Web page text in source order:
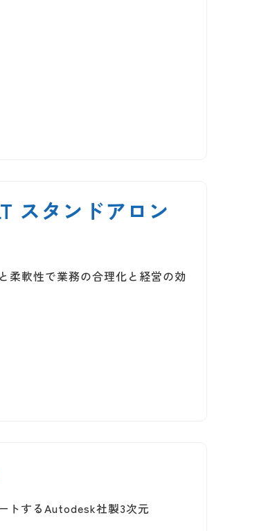
スタンドアロン
軟性で業務の合理化と経営の効
トするAutodesk社製3次元